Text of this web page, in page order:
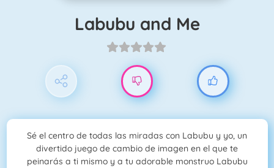
Labubu and Me
Sé el centro de todas las miradas con Labubu y yo, un
divertido juego de cambio de imagen en el que te
peinarás a ti mismo y a tu adorable monstruo Labubu